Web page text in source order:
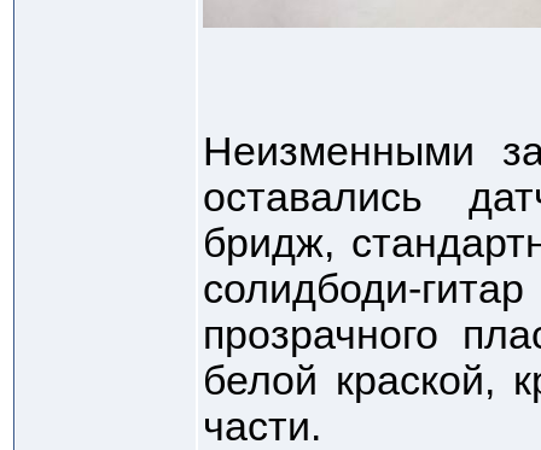
Неизменными
оставались
бридж,
солидбоди-
прозрачного
белой краской,
части.